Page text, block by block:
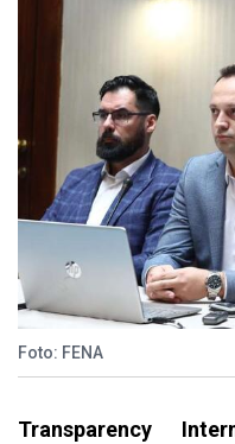
Foto: FENA
Transparency